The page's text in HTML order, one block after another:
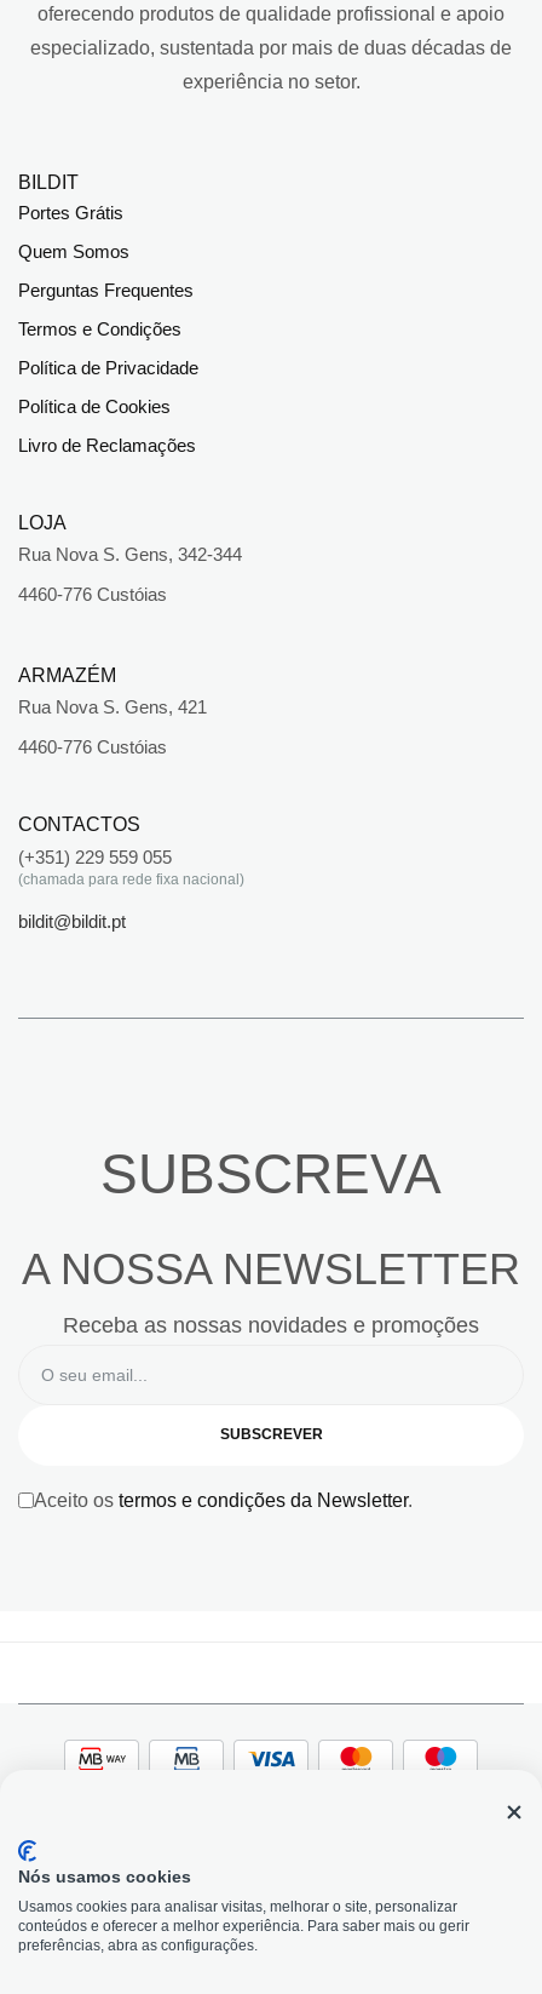
oferecendo produtos de qualidade profissional e apoio
especializado, sustentada por mais de duas décadas de
experiência no setor.
BILDIT
Portes Grátis
Quem Somos
Perguntas Frequentes
Termos e Condições
Política de Privacidade
Política de Cookies
Livro de Reclamações
LOJA
Rua Nova S. Gens, 342-344
4460-776 Custóias
ARMAZÉM
Rua Nova S. Gens, 421
4460-776 Custóias
CONTACTOS
(+351) 229 559 055
(chamada para rede fixa nacional)
bildit@bildit.pt
SUBSCREVA
A NOSSA NEWSLETTER
Receba as nossas novidades e promoções
SUBSCREVER
Aceito os termos e condições da Newsletter.
© 2026, Bildit. Todos os direitos reservados | Powered
by Toogas, with
Magento
Precisa de Ajuda?
Nós usamos cookies
Usamos cookies para analisar visitas, melhorar o site, personalizar
conteúdos e oferecer a melhor experiência. Para saber mais ou gerir
preferências, abra as configurações.